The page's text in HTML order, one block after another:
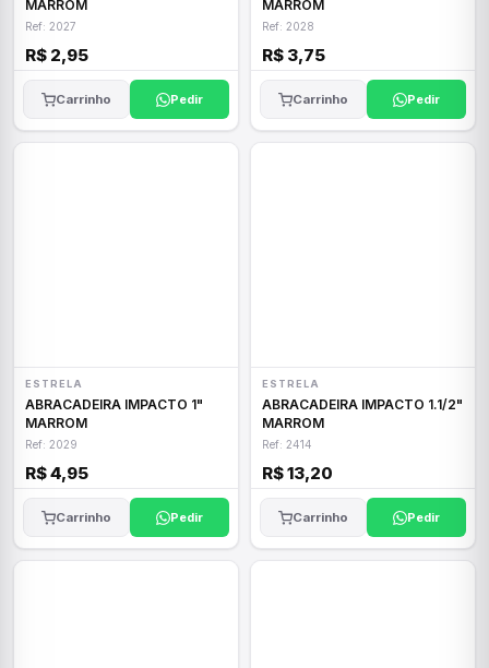
MARROM
Ref: 2027
R$ 2,95
Carrinho Pedir
MARROM
Ref: 2028
R$ 3,75
Carrinho Pedir
ESTRELA
ABRACADEIRA IMPACTO 1"
MARROM
Ref: 2029
R$ 4,95
Carrinho Pedir
ESTRELA
ABRACADEIRA IMPACTO 1.1/2"
MARROM
Ref: 2414
R$ 13,20
Carrinho Pedir